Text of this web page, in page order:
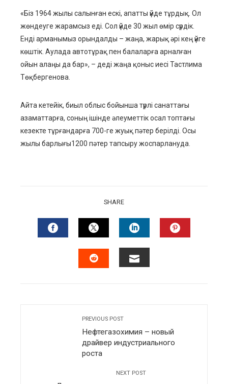
«Біз 1964 жылы салынған ескі, апатты үйде тұрдық. Ол
жөндеуге жарамсыз еді. Сол үйде 30 жыл өмір сүрдік.
Енді арманымыз орындалды – жаңа, жарық әрі кең үйге
көштік. Аулада автотұрақ пен балаларға арналған
ойын алаңы да бар», – деді жаңа қоныс иесі Тастлима
Төқбергенова.
Айта кетейік, биыл облыс бойынша түрлі санаттағы
азаматтарға, соның ішінде әлеуметтік осал топтағы
кезекте тұрғандарға 700-ге жуық пәтер берілді. Осы
жылы барлығы1200 пәтер тапсыру жоспарлануда.
SHARE
FACEBOOKTWITTERLINKEDIN
PREVIOUS POST
Нефтегазохимия – новый
драйвер индустриального
роста
NEXT POST